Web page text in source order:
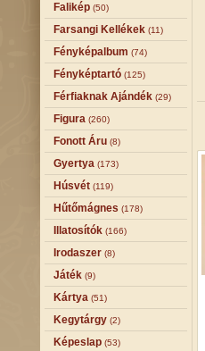
Falikép (50)
Farsangi Kellékek (11)
Fényképalbum (74)
Fényképtartó (125)
Férfiaknak Ajándék (29)
Figura (260)
Fonott Áru (8)
Gyertya (173)
Húsvét (119)
Hűtőmágnes (178)
Illatosítók (166)
Irodaszer (8)
Játék (9)
Kártya (51)
Kegytárgy (2)
Képeslap (53)